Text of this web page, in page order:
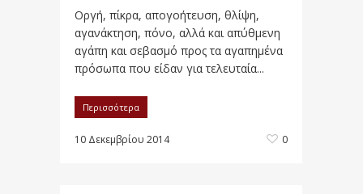
Οργή, πίκρα, απογοήτευση, θλίψη,
αγανάκτηση, πόνο, αλλά και απύθμενη
αγάπη και σεβασμό προς τα αγαπημένα
πρόσωπα που είδαν για τελευταία...
Περισσότερα
10 Δεκεμβρίου 2014 0